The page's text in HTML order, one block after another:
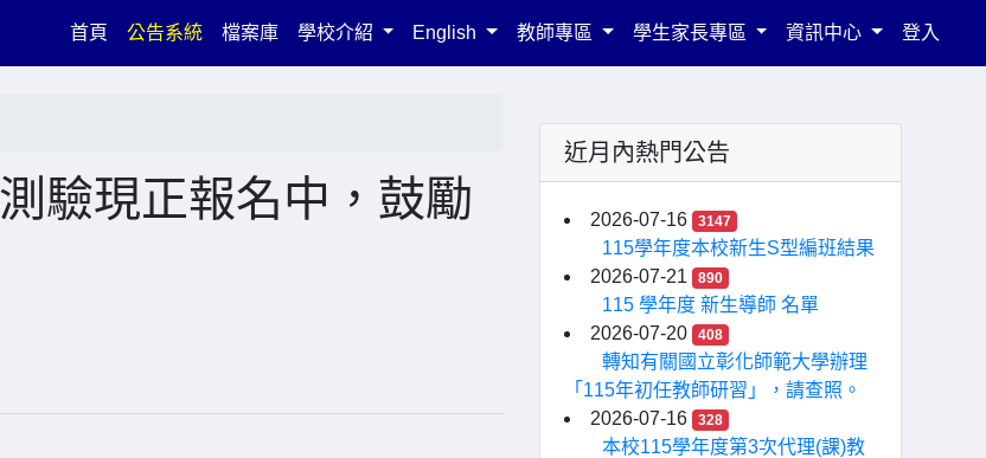
首頁(current)
公告系統 檔案庫 學校介紹 English 教師專區 學生家長專區 資訊中心 登入
驗現正報名中，鼓勵
近月內熱門公告
2026-07-16 3147
115學年度本校新生S型編班結果
2026-07-21
890
115 學年度 新生導師 名單
2026-07-20
408
轉知有關國立彰化師範大學辦理
「115年初任教師研習」，請查照。
2026-07-16
328
本校115學年度第3次代理(課)教